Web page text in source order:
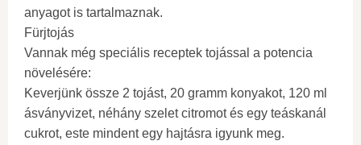
anyagot is tartalmaznak.
Fürjtojás
Vannak még speciális receptek tojással a potencia
növelésére:
Keverjünk össze 2 tojást, 20 gramm konyakot, 120 ml
ásványvizet, néhány szelet citromot és egy teáskanál
cukrot, este mindent egy hajtásra igyunk meg.